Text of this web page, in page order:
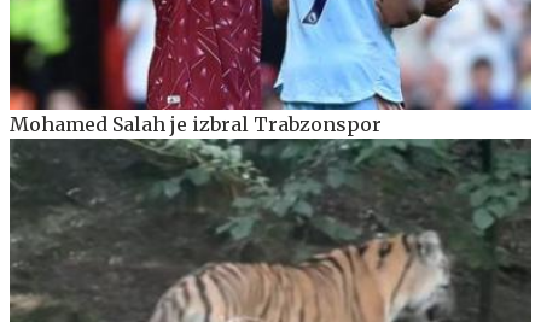
Mohamed Salah je izbral Trabzonspor